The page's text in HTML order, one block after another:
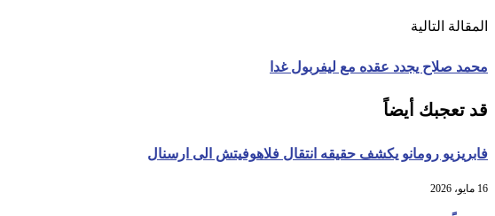
المقالة التالية
محمد صلاح يجدد عقده مع ليفربول غدا
قد تعجبك أيضاً
فابريزيو رومانو يكشف حقيقه انتقال فلاهوفيتش الى ارسنال
16 مايو، 2026